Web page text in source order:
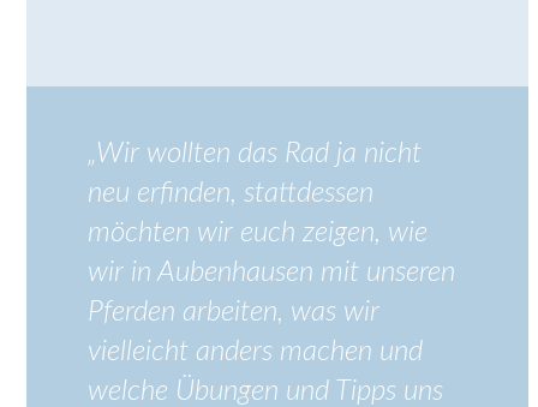
„Wir wollten das Rad ja nicht
neu erfinden, stattdessen
möchten wir euch zeigen, wie
wir in Aubenhausen mit unseren
Pferden arbeiten, was wir
vielleicht anders machen und
welche Übungen und Tipps uns